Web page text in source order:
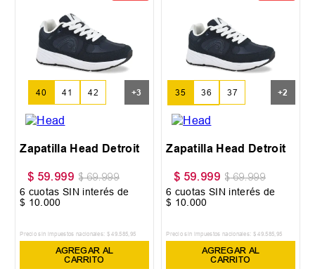
40 41 42 +3
Zapatilla Head Detroit
$ 59.999 $ 69.999
6 cuotas SIN interés de
$ 10 000
Precio sin impuestos nacionales: $ 49.585,95
AGREGAR AL
CARRITO
35 36 37
38 39
+2
Zapatilla Head Detroit
$ 59.999 $ 69.999
6 cuotas SIN interés de
$ 10 000
Precio sin impuestos nacionales: $ 49.585,95
AGREGAR AL
CARRITO